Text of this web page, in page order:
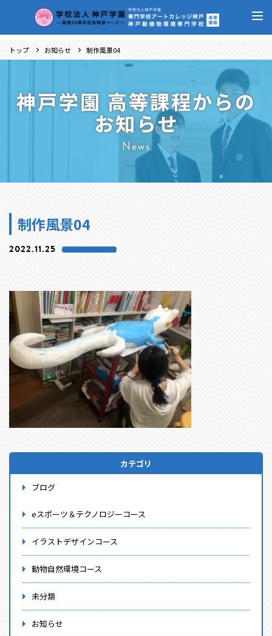
トップ お知らせ 制作風景04
神戸学園 高等課程からの
お知らせ
News
制作風景04
2022.11.25
カテゴリ
ブログ
eスポーツ＆テクノロジーコース
イラストデザインコース
動物自然環境コース
未分類
お知らせ